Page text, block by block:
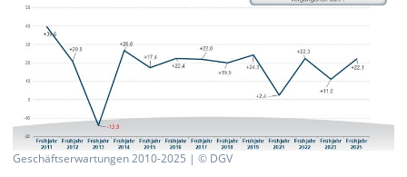
Geschäftserwartungen 2010-2025 | © DGV